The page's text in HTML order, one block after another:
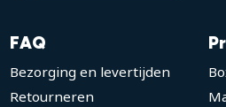
FAQ
Bezorging en levertijden
Retourneren